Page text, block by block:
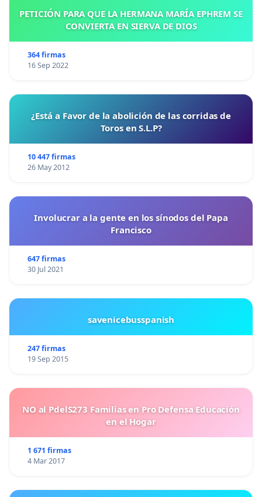
PETICIÓN PARA QUE LA HERMANA MARÍA EPHREM SE
CONVIERTA EN SIERVA DE DIOS
364 firmas
16 Sep 2022
¿Está a Favor de la abolición de las corridas de
Toros en S.L.P?
10 447 firmas
26 May 2012
Involucrar a la gente en los sínodos del Papa
Francisco
647 firmas
30 Jul 2021
savenicebusspanish
247 firmas
19 Sep 2015
NO al PdelS273 Familias en Pro Defensa Educación
en el Hogar
1 671 firmas
4 Mar 2017